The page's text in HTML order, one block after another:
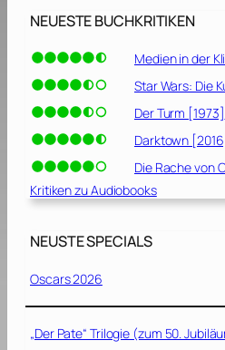
NEUESTE BUCHKRITIKEN
Medien in der
Star Wars: Die
Der Turm [1973]
Darktown
Die Rache von
Kritiken zu Audiobooks
NEUSTE SPECIALS
Oscars 2026
„Der Pate“ Trilogie (zum 50.